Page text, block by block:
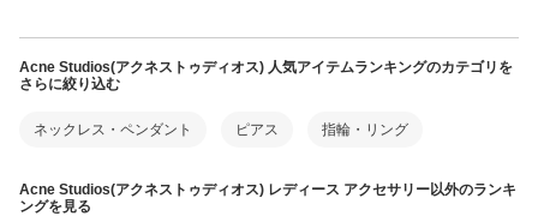
Acne Studios(アクネストゥディオス) 人気アイテムランキングのカテゴリを
さらに絞り込む
ネックレス・ペンダント ピアス 指輪・リング
Acne Studios(アクネストゥディオス) レディース アクセサリー以外のランキ
ングを見る